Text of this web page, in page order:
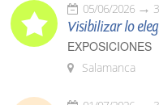
05/06/2026
Visibilizar lo
EXPOSICIONES
Salamanca